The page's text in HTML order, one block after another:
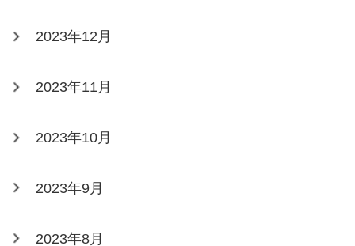
2023年12月
2023年11月
2023年10月
2023年9月
2023年8月